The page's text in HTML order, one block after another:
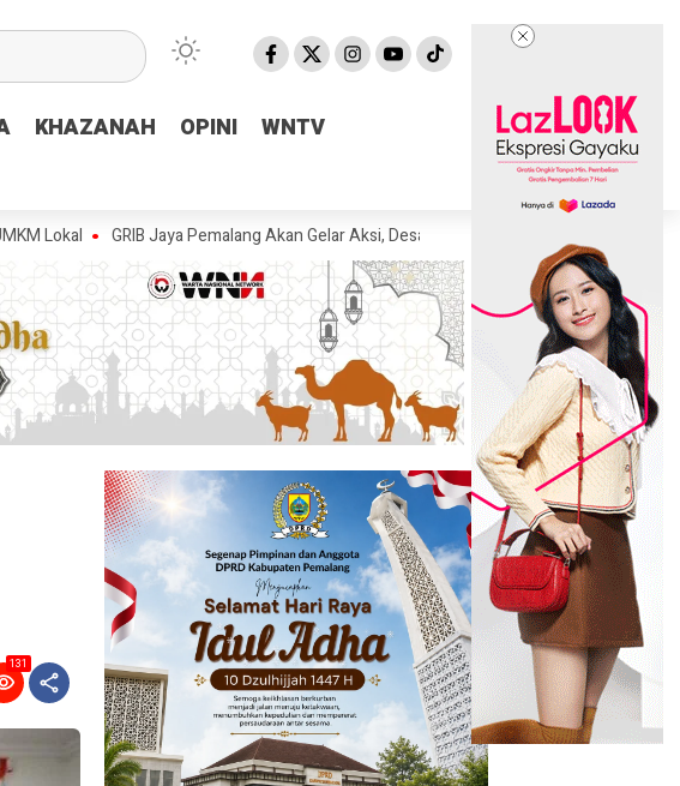
KHAZANAH OPINI
WNTV
KHAZANAH OPINI
WNTV
GRIB Jaya Pemalang Akan Gelar Aksi, Desak KPK Tuntaskan Dugaan Korupsi di Pemalang
131